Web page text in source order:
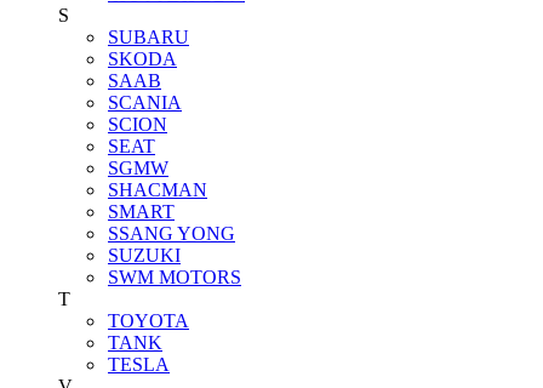
S
SUBARU
SKODA
SAAB
SCANIA
SCION
SEAT
SGMW
SHACMAN
SMART
SSANG YONG
SUZUKI
SWM MOTORS
T
TOYOTA
TANK
TESLA